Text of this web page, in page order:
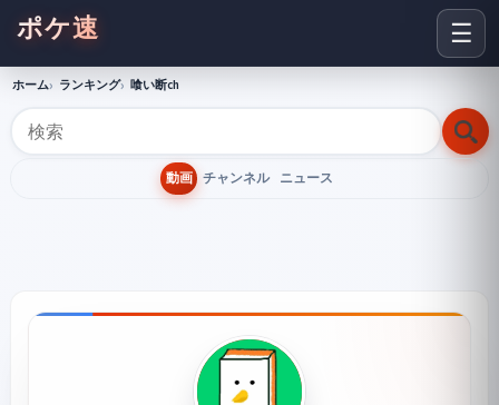
☰
ポケ速
ホーム ランキング 喰い断ch
動画 チャンネル ニュース